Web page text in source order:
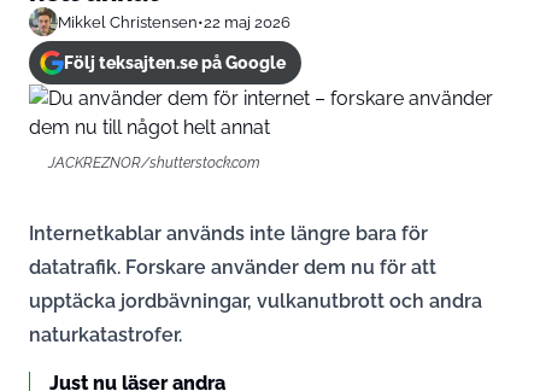
Mikkel Christensen•22 maj 2026
Följ teksajten.se på Google
JACKREZNOR/shutterstock.com
Internetkablar används inte längre bara för
datatrafik. Forskare använder dem nu för att
upptäcka jordbävningar, vulkanutbrott och andra
naturkatastrofer.
Just nu läser andra